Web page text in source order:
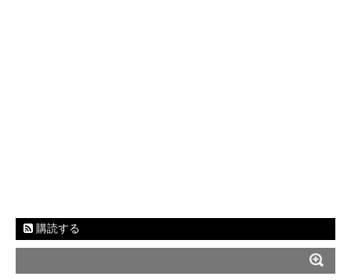
購読する